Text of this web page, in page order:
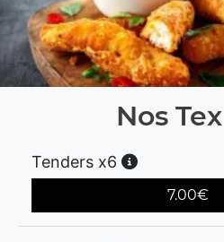
Nos
Tenders x6
7.00€